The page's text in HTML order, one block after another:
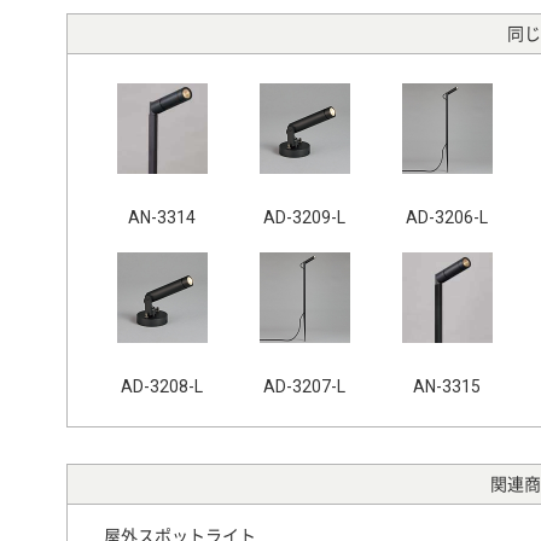
同
AN-3314 AD-3209-L AD-3206-L
AD-3208-L AD-3207-L AN-3315
関連
屋外スポットライト